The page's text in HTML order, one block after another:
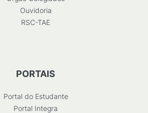
Ouvidoria
RSC-TAE
PORTAIS
Portal do Estudante
Portal Integra